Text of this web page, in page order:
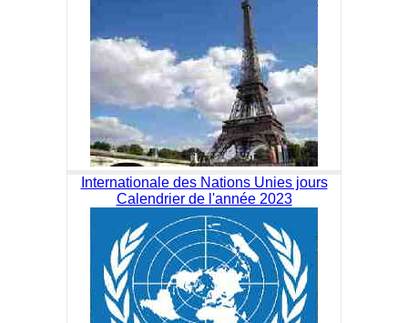
Internationale des Nations Unies jours
Calendrier de l'année 2023